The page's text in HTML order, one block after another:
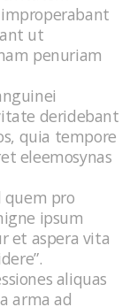
ut
penuriam
deridebant
quia tempore
eleemosynas
quem pro
ipsum
et aspera vita
aliquas
arma ad